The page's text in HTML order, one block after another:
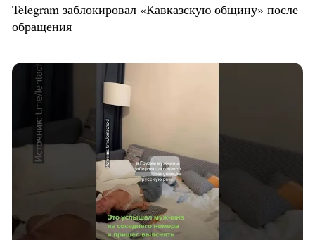
Telegram заблокировал «Кавказскую общину» после
обращения